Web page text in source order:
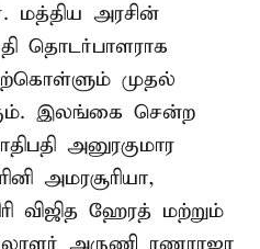
அரசின்
தொடர்பாளராக
முதல்
இலங்கை சென்ற
அனுரகுமார
அமரசூரியா,
விஜித ஹேரத் மற்றும்